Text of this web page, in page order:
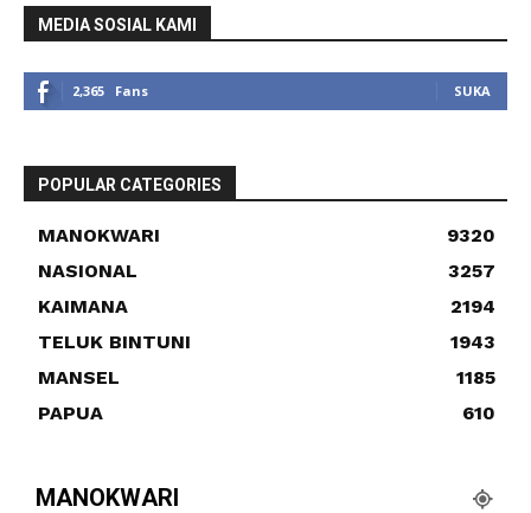
MEDIA SOSIAL KAMI
2,365 Fans SUKA
POPULAR CATEGORIES
MANOKWARI
9320
NASIONAL
3257
KAIMANA
2194
TELUK BINTUNI
1943
MANSEL
1185
PAPUA
610
MANOKWARI